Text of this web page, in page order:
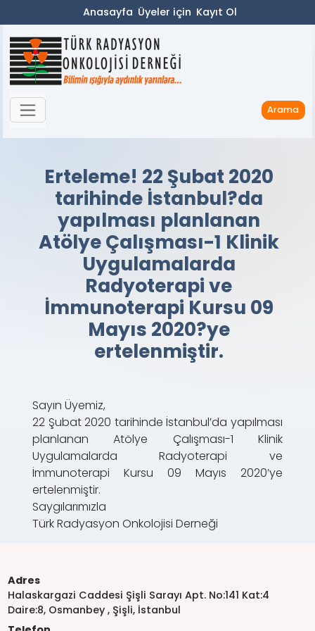
Anasayfa Üyeler için Kayıt Ol
Arama
Erteleme! 22 Şubat 2020
tarihinde İstanbul?da
yapılması planlanan
Atölye Çalışması-1 Klinik
Uygulamalarda
Radyoterapi ve
İmmunoterapi Kursu 09
Mayıs 2020?ye
ertelenmiştir.
Sayın Üyemiz,
22 Şubat 2020 tarihinde İstanbul’da yapılması
planlanan Atölye Çalışması-1 Klinik
Uygulamalarda Radyoterapi ve
İmmunoterapi Kursu 09 Mayıs 2020’ye
ertelenmiştir.
Saygılarımızla
Türk Radyasyon Onkolojisi Derneği
Adres
Halaskargazi Caddesi Şişli Sarayı Apt. No:141 Kat:4
Daire:8, Osmanbey , Şişli, İstanbul